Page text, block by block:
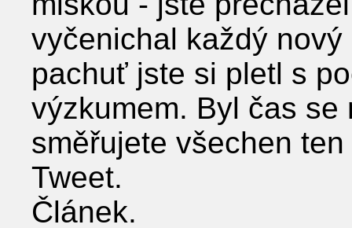
vyčenichal každý
pachuť jste si pletl s
výzkumem. Byl čas
směřujete všechen
Tweet.
Článek.